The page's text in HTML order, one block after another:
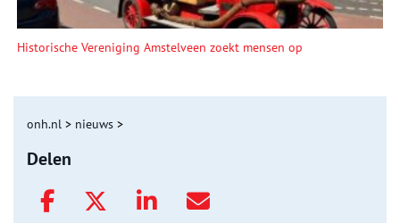
Historische Vereniging Amstelveen zoekt mensen op
onh.nl > nieuws >
Delen